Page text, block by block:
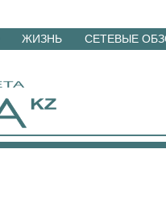
ЖИЗНЬ СЕТЕВЫЕ